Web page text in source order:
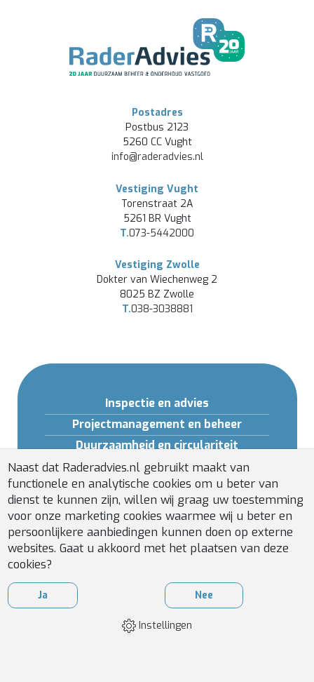
Postadres
Postbus 2123
5260 CC Vught
info@raderadvies.nl
Vestiging Vught
Torenstraat 2A
5261 BR Vught
T.073-5442000
Vestiging Zwolle
Dokter van Wiechenweg 2
8025 BZ Zwolle
T.038-3038881
Inspectie en advies
Projectmanagement en beheer
Duurzaamheid en circulariteit
Opleidingen en Software
Gebouwveiligheid
Installatiebeheer
WEBDESIGNBYAPPLEPIE
Naast dat Raderadvies.nl gebruikt maakt van
functionele en analytische cookies om u beter van
dienst te kunnen zijn, willen wij graag uw toestemming
voor onze marketing cookies waarmee wij u beter en
persoonlijkere aanbiedingen kunnen doen op externe
websites. Gaat u akkoord met het plaatsen van deze
cookies?
Ja Nee
Instellingen